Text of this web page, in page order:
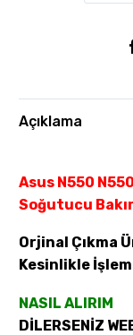
Açıklama
Asus N550
Soğutucu Bakır
Orjinal Çıkma
Kesinlikle
NASIL ALIRIM
DİLERSENİZ